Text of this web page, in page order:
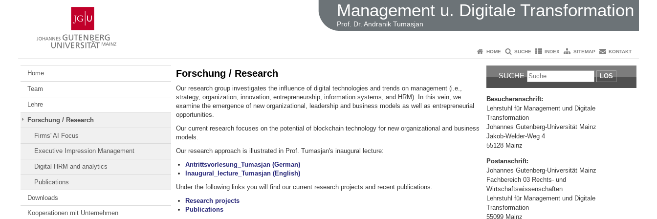
Gutenberg-
Universität
Mainz
Management u. Digitale Transformation
Prof. Dr. Andranik Tumasjan
HOME SUCHE INDEX SITEMAP KONTAKT
Home
Team
Lehre
Forschung / Research
Firms' AI Focus
Executive Impression Management
Digital HRM and analytics
Publications
Downloads
Kooperationen mit Unternehmen
Forschung / Research
Our research group investigates the influence of digital technologies and trends on management (i.e.,
strategy, organization, innovation, entrepreneurship, information systems, and HRM). In this vein, we
examine the emergence of new organizational, leadership and business models as well as entrepreneurial
opportunities.
Our current research focuses on the potential of blockchain technology for new organizational and business
models.
Our research approach is illustrated in Prof. Tumasjan's inaugural lecture:
Antrittsvorlesung_Tumasjan (German)
Inaugural_lecture_Tumasjan (English)
Under the following links you will find our current research projects and recent publications:
Research projects
Publications
SUCHE LOS
Besucheranschrift:
Lehrstuhl für Management und Digitale
Transformation
Johannes Gutenberg-Universität Mainz
Jakob-Welder-Weg 4
55128 Mainz
Postanschrift:
Johannes Gutenberg-Universität Mainz
Fachbereich 03 Rechts- und
Wirtschaftswissenschaften
Lehrstuhl für Management und Digitale
Transformation
55099 Mainz